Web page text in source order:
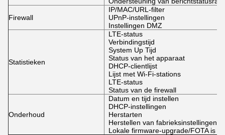
Firewall
IP/MAC/URL-filter
UPnP-instellingen
Instellingen DMZ
Statistieken
LTE-status
Verbindingstijd
System Up Tijd
Status van het apparaat
DHCP-clientlijst
Lijst met Wi-Fi-stations
LTE-status
Status van de firewall
Onderhoud
Datum en tijd instellen
DHCP-instellingen
Herstarten
Herstellen van fabrieksinstellingen
Lokale firmware-upgrade/FOTA is